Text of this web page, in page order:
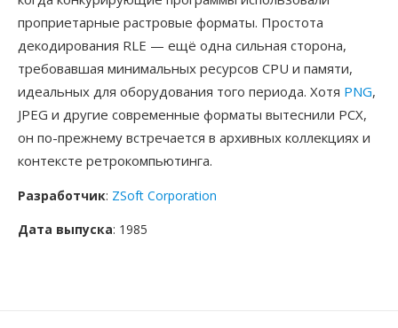
проприетарные растровые форматы. Простота
декодирования RLE — ещё одна сильная сторона,
требовавшая минимальных ресурсов CPU и памяти,
идеальных для оборудования того периода. Хотя PNG,
JPEG и другие современные форматы вытеснили PCX,
он по-прежнему встречается в архивных коллекциях и
контексте ретрокомпьютинга.
Разработчик: ZSoft Corporation
Дата выпуска: 1985